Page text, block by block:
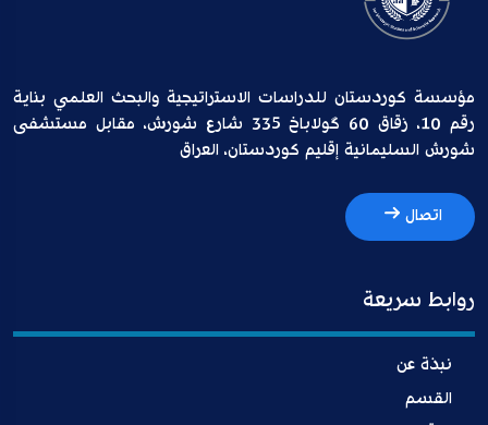
مؤسسة كوردستان للدراسات الاستراتيجية والبحث العلمي بناية
رقم 10، زقاق 60 گولاباخ 335 شارع شورش، مقابل مستشفى
شورش السليمانية إقليم كوردستان، العراق
اتصال
روابط سريعة
نبذة عن
القسم